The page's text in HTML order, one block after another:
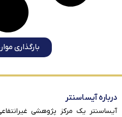
بارگذاری
درباره آیساسنتر
آیساسنتر یک مرکز پژوهشی